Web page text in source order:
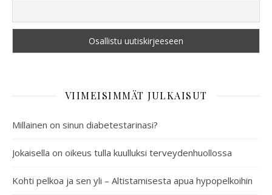
VIIMEISIMMÄT JULKAISUT
Millainen on sinun diabetestarinasi?
Jokaisella on oikeus tulla kuulluksi terveydenhuollossa
Kohti pelkoa ja sen yli – Altistamisesta apua hypopelkoihin